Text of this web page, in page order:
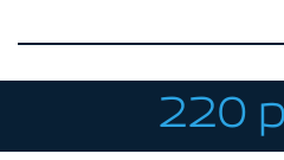
КОНСТРУКЦИОННЫЙ ПРОФИЛЬ
КОМПЛЕКТУЮЩИЕ К ЧПУ
АКСЕССУАРЫ ДЛЯ V-ПАЗА
220